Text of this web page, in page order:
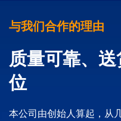
与我们合作的理由
质量可靠、
位
本公司由创始人算起，从